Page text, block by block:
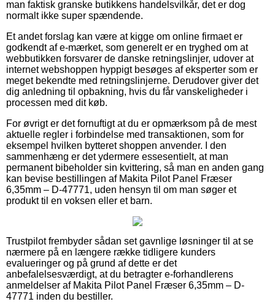
man faktisk granske butikkens handelsvilkår, det er dog
normalt ikke super spændende.
Et andet forslag kan være at kigge om online firmaet er
godkendt af e-mærket, som generelt er en tryghed om at
webbutikken forsvarer de danske retningslinjer, udover at
internet webshoppen hyppigt besøges af eksperter som er
meget bekendte med retningslinjerne. Derudover giver det
dig anledning til opbakning, hvis du får vanskeligheder i
processen med dit køb.
For øvrigt er det fornuftigt at du er opmærksom på de mest
aktuelle regler i forbindelse med transaktionen, som for
eksempel hvilken bytteret shoppen anvender. I den
sammenhæng er det ydermere essesentielt, at man
permanent bibeholder sin kvittering, så man en anden gang
kan bevise bestillingen af Makita Pilot Panel Fræser
6,35mm – D-47771, uden hensyn til om man søger et
produkt til en voksen eller et barn.
Trustpilot frembyder sådan set gavnlige løsninger til at se
nærmere på en længere række tidligere kunders
evalueringer og på grund af dette er det
anbefalelsesværdigt, at du betragter e-forhandlerens
anmeldelser af Makita Pilot Panel Fræser 6,35mm – D-
47771 inden du bestiller.